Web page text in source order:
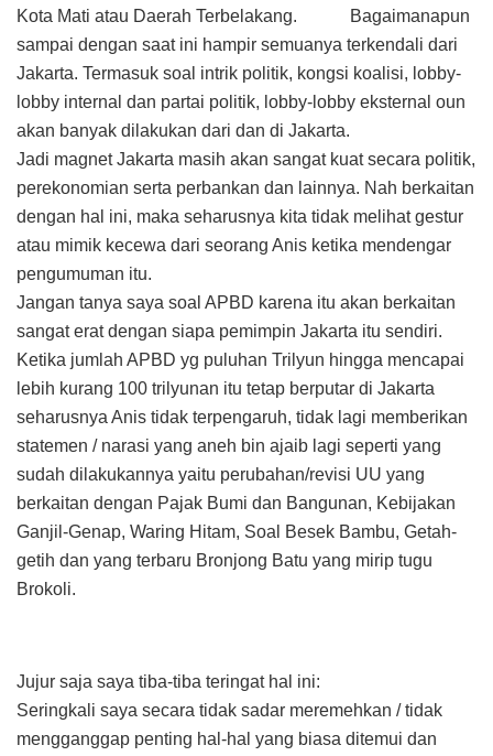
Kota Mati atau Daerah Terbelakang. Bagaimanapun
sampai dengan saat ini hampir semuanya terkendali dari
Jakarta. Termasuk soal intrik politik, kongsi koalisi, lobby-
lobby internal dan partai politik, lobby-lobby eksternal oun
akan banyak dilakukan dari dan di Jakarta.
Jadi magnet Jakarta masih akan sangat kuat secara politik,
perekonomian serta perbankan dan lainnya. Nah berkaitan
dengan hal ini, maka seharusnya kita tidak melihat gestur
atau mimik kecewa dari seorang Anis ketika mendengar
pengumuman itu.
Jangan tanya saya soal APBD karena itu akan berkaitan
sangat erat dengan siapa pemimpin Jakarta itu sendiri.
Ketika jumlah APBD yg puluhan Trilyun hingga mencapai
lebih kurang 100 trilyunan itu tetap berputar di Jakarta
seharusnya Anis tidak terpengaruh, tidak lagi memberikan
statemen / narasi yang aneh bin ajaib lagi seperti yang
sudah dilakukannya yaitu perubahan/revisi UU yang
berkaitan dengan Pajak Bumi dan Bangunan, Kebijakan
Ganjil-Genap, Waring Hitam, Soal Besek Bambu, Getah-
getih dan yang terbaru Bronjong Batu yang mirip tugu
Brokoli.
Jujur saja saya tiba-tiba teringat hal ini:
Seringkali saya secara tidak sadar meremehkan / tidak
mengganggap penting hal-hal yang biasa ditemui dan